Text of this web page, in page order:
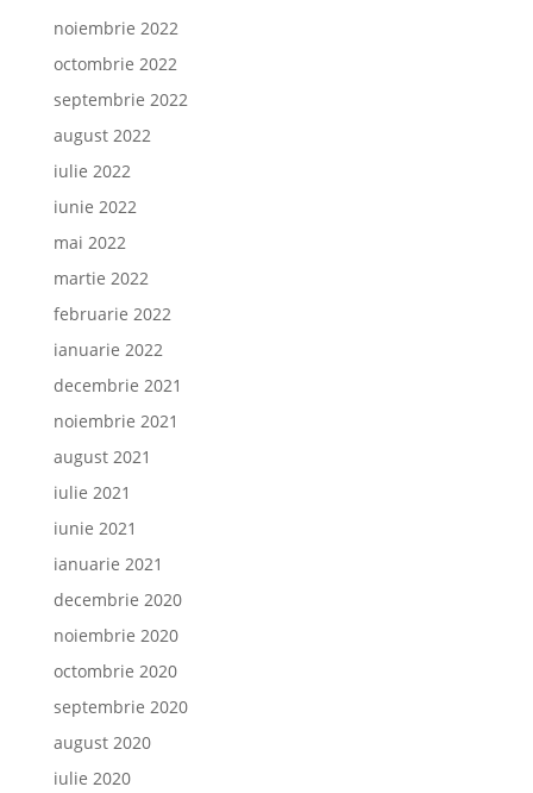
noiembrie 2022
octombrie 2022
septembrie 2022
august 2022
iulie 2022
iunie 2022
mai 2022
martie 2022
februarie 2022
ianuarie 2022
decembrie 2021
noiembrie 2021
august 2021
iulie 2021
iunie 2021
ianuarie 2021
decembrie 2020
noiembrie 2020
octombrie 2020
septembrie 2020
august 2020
iulie 2020